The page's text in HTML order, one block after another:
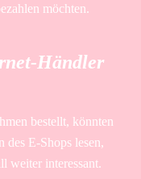
möchten.
Händler
bestellt, könnten
des E-Shops lesen,
weiter interessant.